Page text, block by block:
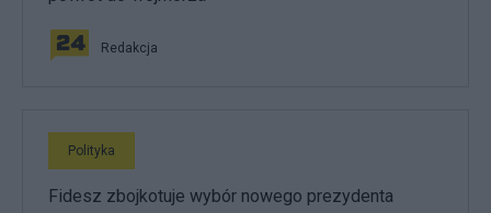
Redakcja
Polityka
Fidesz zbojkotuje wybór nowego prezydenta